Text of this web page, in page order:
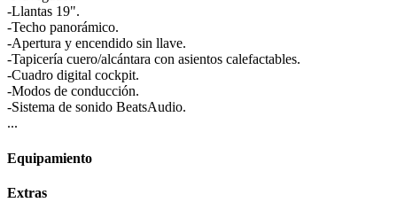
-Llantas 19".
-Techo panorámico.
-Apertura y encendido sin llave.
-Tapicería cuero/alcántara con asientos calefactables.
-Cuadro digital cockpit.
-Modos de conducción.
-Sistema de sonido BeatsAudio.
...
Equipamiento
Extras